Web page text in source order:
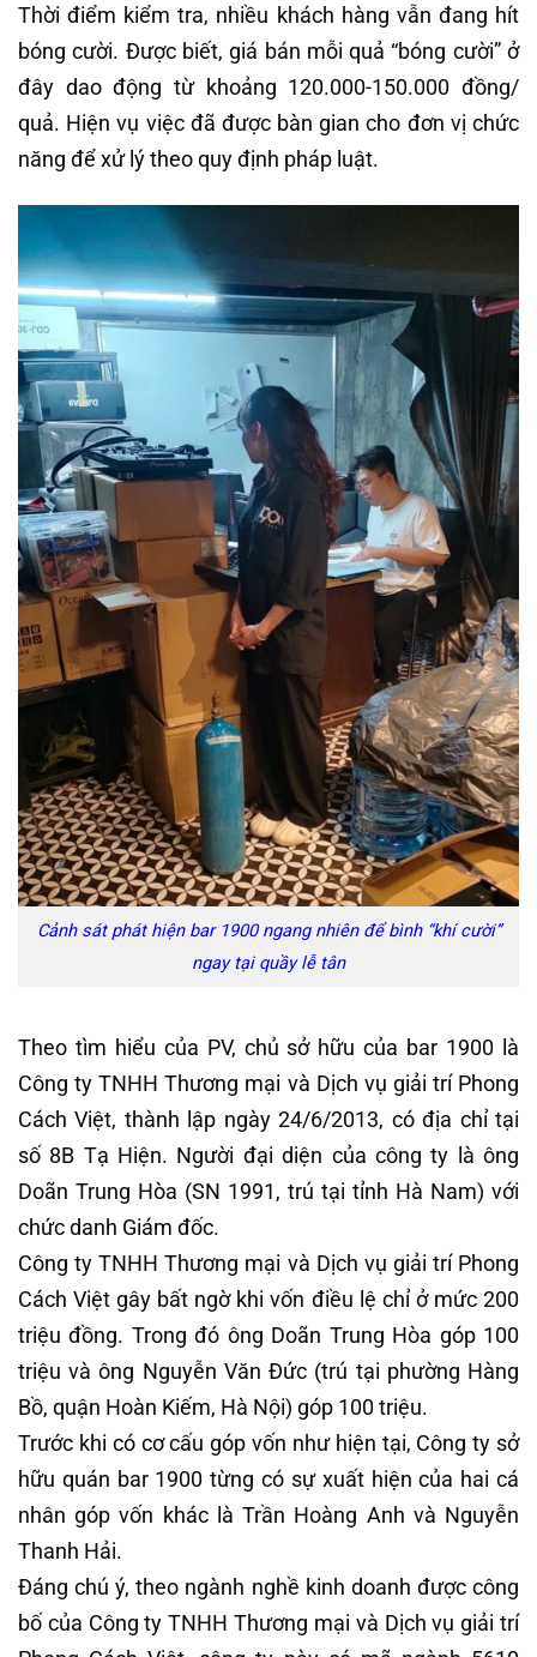
Thời điểm kiểm tra, nhiều khách hàng vẫn đang hít
bóng cười. Được biết, giá bán mỗi quả “bóng cười” ở
đây dao động từ khoảng 120.000-150.000 đồng/
quả. Hiện vụ việc đã được bàn gian cho đơn vị chức
năng để xử lý theo quy định pháp luật.
Cảnh sát phát hiện bar 1900 ngang nhiên để bình “khí cười”
ngay tại quầy lễ tân
Theo tìm hiểu của PV, chủ sở hữu của bar 1900 là
Công ty TNHH Thương mại và Dịch vụ giải trí Phong
Cách Việt, thành lập ngày 24/6/2013, có địa chỉ tại
số 8B Tạ Hiện. Người đại diện của công ty là ông
Doãn Trung Hòa (SN 1991, trú tại tỉnh Hà Nam) với
chức danh Giám đốc.
Công ty TNHH Thương mại và Dịch vụ giải trí Phong
Cách Việt gây bất ngờ khi vốn điều lệ chỉ ở mức 200
triệu đồng. Trong đó ông Doãn Trung Hòa góp 100
triệu và ông Nguyễn Văn Đức (trú tại phường Hàng
Bồ, quận Hoàn Kiếm, Hà Nội) góp 100 triệu.
Trước khi có cơ cấu góp vốn như hiện tại, Công ty sở
hữu quán bar 1900 từng có sự xuất hiện của hai cá
nhân góp vốn khác là Trần Hoàng Anh và Nguyễn
Thanh Hải.
Đáng chú ý, theo ngành nghề kinh doanh được công
bố của Công ty TNHH Thương mại và Dịch vụ giải trí